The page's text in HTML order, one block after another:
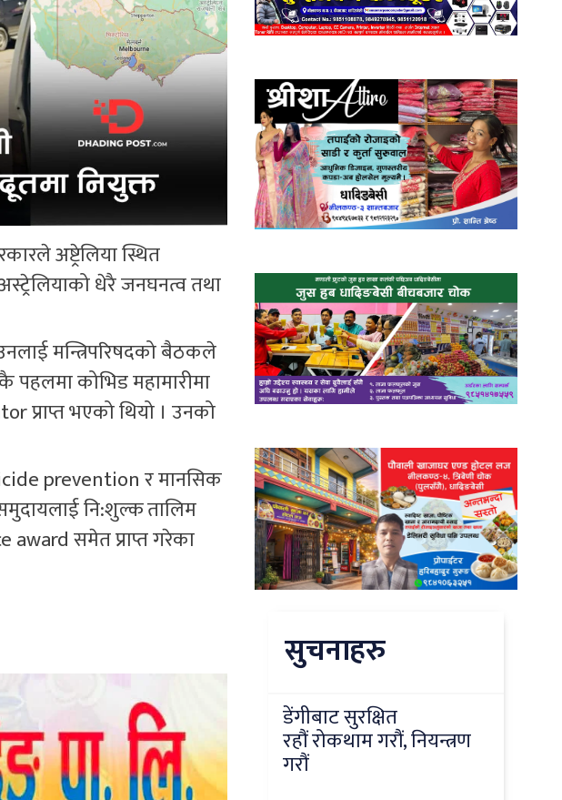
अष्ट्रेलिया स्थित
धेरै जनघनत्व तथा
मन्त्रिपरिषदको बैठकले
पहलमा कोभिड महामारीमा
प्राप्त भएको थियो । उनको
prevention र मानसिक
नि:शुल्क तालिम
समेत प्राप्त गरेका
सुचनाहरु
डेंगीबाट सुरक्षित
रहौं रोकथाम गरौं, नियन्त्रण
गरौं